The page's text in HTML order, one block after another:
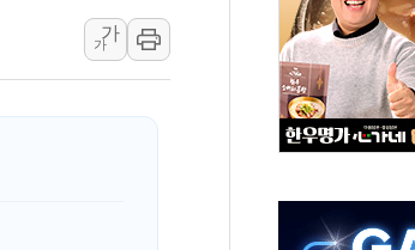
장동혁 "규제와 대출 풀고 재개발·재건축 촉진하는 것
[속보] 종합특검, '尹 관저 이전 감사 무마' 유병호 감사
AI에 승부 건 네이버…내년 AI 팩토리 매출 본격화
日, 4~6월 105조원 환시 개입...4월 말 '56조원' 사상 최
경찰, '300억대 사기 혐의' 차가원 대표 구속 송치
가
가